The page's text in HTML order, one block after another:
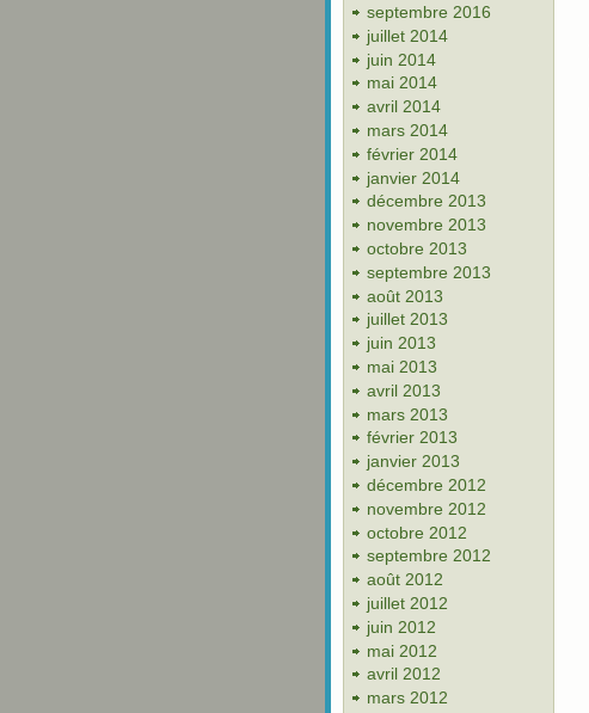
septembre 2016
juillet 2014
juin 2014
mai 2014
avril 2014
mars 2014
février 2014
janvier 2014
décembre 2013
novembre 2013
octobre 2013
septembre 2013
août 2013
juillet 2013
juin 2013
mai 2013
avril 2013
mars 2013
février 2013
janvier 2013
décembre 2012
novembre 2012
octobre 2012
septembre 2012
août 2012
juillet 2012
juin 2012
mai 2012
avril 2012
mars 2012